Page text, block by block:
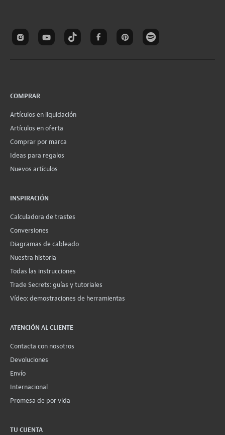
COMPRAR
Artículos en liquidación
Artículos en oferta
Comprar por marca
Ideas para regalos
Nuevos artículos
INSPIRACIÓN
Calculadora de trastes
Conversiones
Diagramas de cableado
Nuestra historia
Todas las instrucciones
Trade Secrets: guías y tutoriales
Vídeo: demostraciones de herramientas
ATENCIÓN AL CLIENTE
Contacta con nosotros
Devoluciones
Envío
Internacional
Promesa de por vida
TU CUENTA